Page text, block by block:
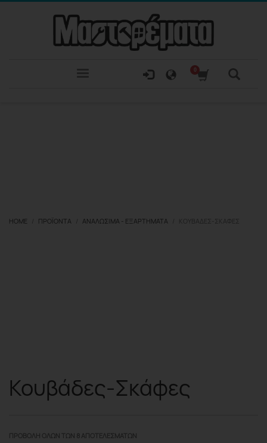
HOME ΠΡΟΪΌΝΤΑ ΑΝΑΛΏΣΙΜΑ - ΕΞΑΡΤΉΜΑΤΑ ΚΟΥΒΆΔΕΣ-ΣΚΆΦΕΣ
Κουβάδες-Σκάφες
ΠΡΟΒΟΛΉ ΌΛΩΝ ΤΩΝ 8 ΑΠΟΤΕΛΕΣΜΆΤΩΝ